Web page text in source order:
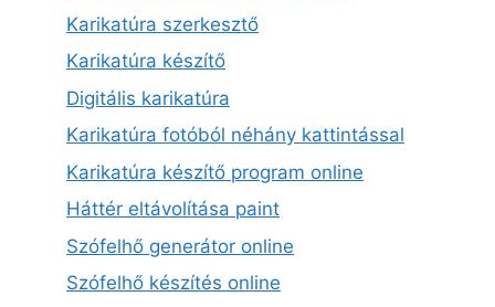
Karikatúra szerkesztő
Karikatúra készítő
Digitális karikatúra
Karikatúra fotóból néhány kattintással
Karikatúra készítő program online
Háttér eltávolítása paint
Szófelhő generátor online
Szófelhő készítés online